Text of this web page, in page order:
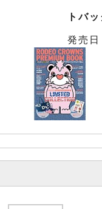
トバ
発売